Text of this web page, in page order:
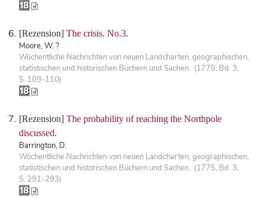
[Rezension] The crisis. No.3.
Moore, W. ?
Wöchentliche Nachrichten von neuen Landcharten, geographischen,
statistischen und historischen Büchern und Sachen. (1775, Bd. 3,
S. 109-110)
[Rezension] The probability of reaching the Northpole
discussed.
Barrington, D.
Wöchentliche Nachrichten von neuen Landcharten, geographischen,
statistischen und historischen Büchern und Sachen. (1775, Bd. 3,
S. 291-293)